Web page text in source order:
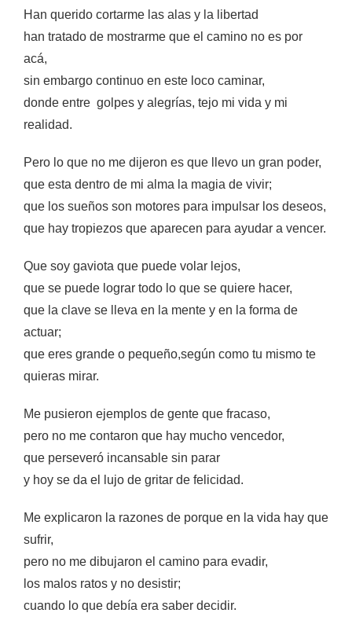
Han querido cortarme las alas y la libertad
han tratado de mostrarme que el camino no es por
acá,
sin embargo continuo en este loco caminar,
donde entre golpes y alegrías, tejo mi vida y mi
realidad.
Pero lo que no me dijeron es que llevo un gran poder,
que esta dentro de mi alma la magia de vivir;
que los sueños son motores para impulsar los deseos,
que hay tropiezos que aparecen para ayudar a vencer.
Que soy gaviota que puede volar lejos,
que se puede lograr todo lo que se quiere hacer,
que la clave se lleva en la mente y en la forma de
actuar;
que eres grande o pequeño,según como tu mismo te
quieras mirar.
Me pusieron ejemplos de gente que fracaso,
pero no me contaron que hay mucho vencedor,
que perseveró incansable sin parar
y hoy se da el lujo de gritar de felicidad.
Me explicaron la razones de porque en la vida hay que
sufrir,
pero no me dibujaron el camino para evadir,
los malos ratos y no desistir;
cuando lo que debía era saber decidir.